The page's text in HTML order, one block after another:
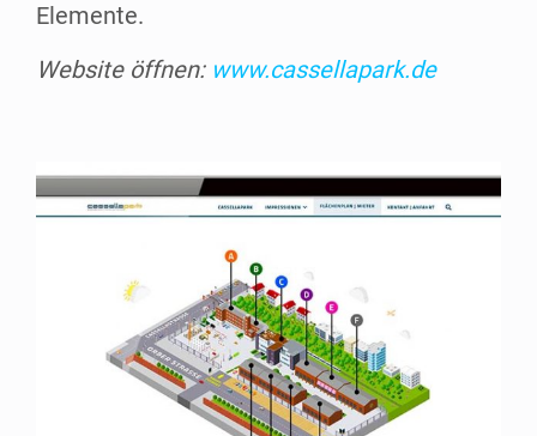
Elemente.
Web­site öff­nen: www.cassellapark.de